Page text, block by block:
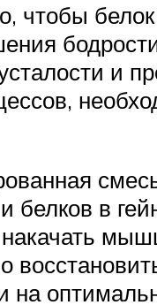
чтобы
и
белков в
накачать
на